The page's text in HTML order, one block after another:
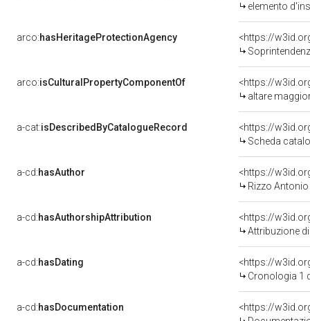
elemento
arco:hasHeritageProtectionAgency
<https://
Soprintendenza
arco:isCulturalPropertyComponentOf
<https://
altare
a-cat:isDescribedByCatalogueRecord
<https://
Scheda
a-cd:hasAuthor
<https://
Rizzo
a-cd:hasAuthorshipAttribution
<https://
Attribuzione di
a-cd:hasDating
<https://
Cronologia 1
a-cd:hasDocumentation